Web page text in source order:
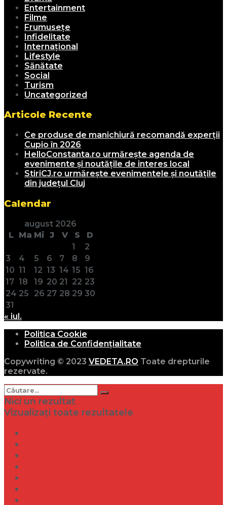
Entertainment
Filme
Frumusețe
Infidelitate
Internațional
Lifestyle
Sănătate
Social
Turism
Uncategorized
Articole Recente
Ce produse de manichiură recomandă experții
Cupio în 2026
HelloConstanta.ro urmărește agenda de
evenimente și noutățile de interes local
StiriCJ.ro urmărește evenimentele și noutățile
din județul Cluj
Calendar
august 2026
L Ma Mi J V S
D
1
2
3
4 5 6 7 8
9
10 11 12 13 14 15 16
17 18 19 20 21 22 23
24 25 26 27 28 29 30
31
« iul.
Politica Cookie
Politica de Confidențialitate
Copywriting © 2023 VEDETA.RO Toate drepturile
rezervate.
Nici un rezultat
Vizualizați toate rezultatele